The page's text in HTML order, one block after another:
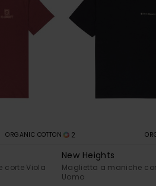
ORGANIC COTTON
corte Viola
2
New Heights
Maglietta a maniche
Uomo